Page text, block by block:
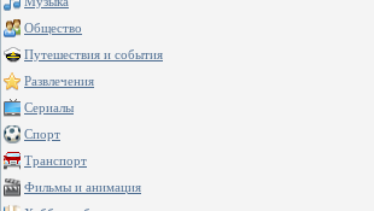
Общество
Путешествия и события
Развлечения
Сериалы
Спорт
Транспорт
Фильмы и анимация